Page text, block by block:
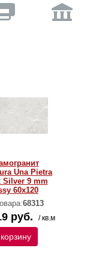
Una Pietra
Silver 9 mm
60х120
68313
руб. / кв.м